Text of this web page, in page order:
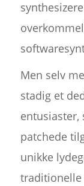
Men selv
stadig et
entusiaster,
patchede
unikke